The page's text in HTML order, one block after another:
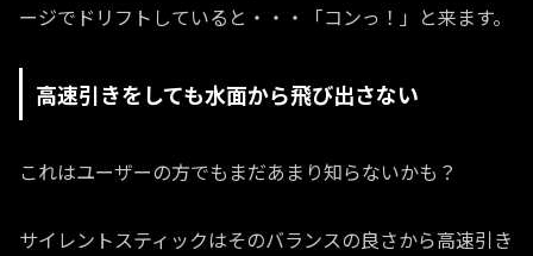
ージでドリフトしていると・・・「コンっ！」と来ます。
高速引きをしても水面から飛び出さない
これはユーザーの方でもまだあまり知らないかも？
サイレントスティックはそのバランスの良さから高速引き